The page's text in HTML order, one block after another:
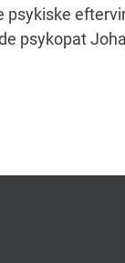
psykiske
psykopat